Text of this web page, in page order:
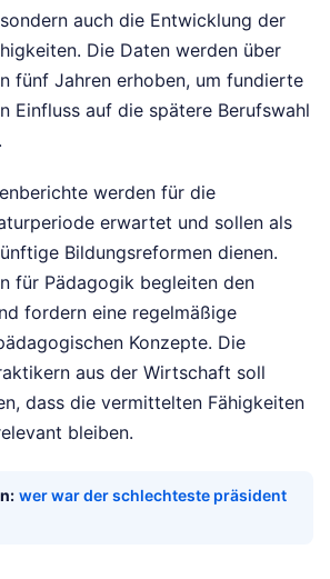
auch die Entwicklung der
Die Daten werden über
fünf Jahren erhoben, um fundierte
Einfluss auf die spätere Berufswahl
werden für die
erwartet und sollen als
Bildungsreformen dienen.
für Pädagogik begleiten den
fordern eine regelmäßige
Konzepte. Die
aus der Wirtschaft soll
dass die vermittelten Fähigkeiten
bleiben.
wer war der schlechteste präsident